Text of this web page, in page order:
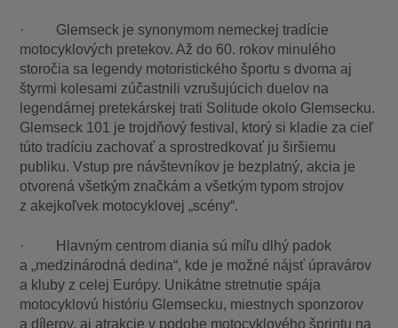
· Glemseck je synonymom nemeckej tradície
motocyklových pretekov. Až do 60. rokov minulého
storočia sa legendy motoristického športu s dvoma aj
štyrmi kolesami zúčastnili vzrušujúcich duelov na
legendárnej pretekárskej trati Solitude okolo Glemsecku.
Glemseck 101 je trojdňový festival, ktorý si kladie za cieľ
túto tradíciu zachovať a sprostredkovať ju širšiemu
publiku. Vstup pre návštevníkov je bezplatný, akcia je
otvorená všetkým značkám a všetkým typom strojov
z akejkoľvek motocyklovej „scény“.
· Hlavným centrom diania sú míľu dlhý padok
a „medzinárodná dedina“, kde je možné nájsť úpravárov
a kluby z celej Európy. Unikátne stretnutie spája
motocyklovú históriu Glemsecku, miestnych sponzorov
a dílerov, aj atrakcie v podobe motocyklového šprintu na